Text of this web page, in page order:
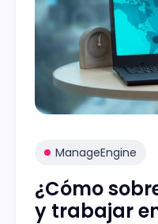
ManageEngine
¿Cómo
y trabajar